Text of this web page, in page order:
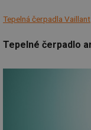
Tepelná čerpadla Vaillant
Tepelné čerpadlo